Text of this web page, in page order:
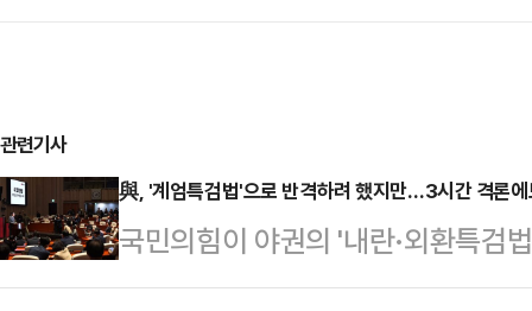
관련기사
與, '계엄특검법'으로 반격하려 했지만…3시간 격론에
국민의힘이 야권의 '내란·외환특검
엄특검법' 발의 여부를 두고 3시간